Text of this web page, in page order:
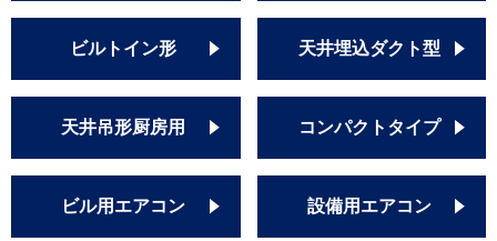
ビルトイン形 天井埋込ダクト型
天井吊形厨房用 コンパクトタイプ
ビル用エアコン 設備用エアコン